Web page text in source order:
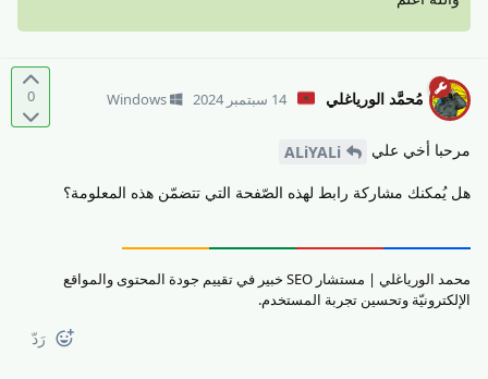
0 مُحمَّد الورياغلي 14 سبتمبر 2024 Windows
مرحبا أخي علي
ALiYALi
هل يُمكنك مشاركة رابط لهذه الصّفحة التي تتضمّن هذه المعلومة؟
محمد الورياغلي | مستشار SEO خبير في تقييم جودة المحتوى والمواقع
الإلكترونيّة وتحسين تجربة المستخدم.
رَدّ